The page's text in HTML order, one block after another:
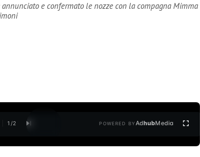
e confermato le nozze con la compagna Mimma
1 /2 POWERED BYAdhubMedia